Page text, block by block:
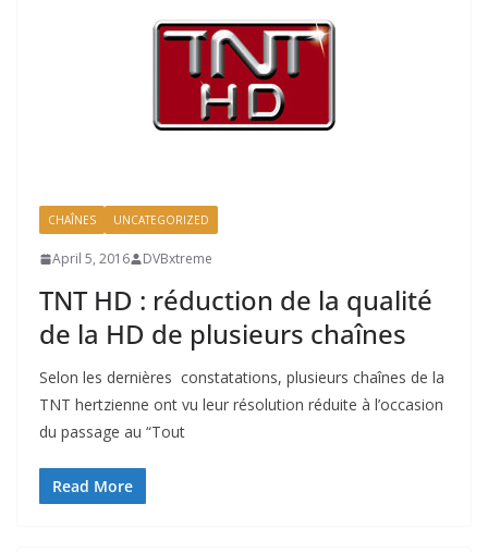
CHAÎNES UNCATEGORIZED
April 5, 2016 DVBxtreme
TNT HD : réduction de la qualité
de la HD de plusieurs chaînes
Selon les dernières constatations, plusieurs chaînes de la
TNT hertzienne ont vu leur résolution réduite à l’occasion
du passage au “Tout
Read More